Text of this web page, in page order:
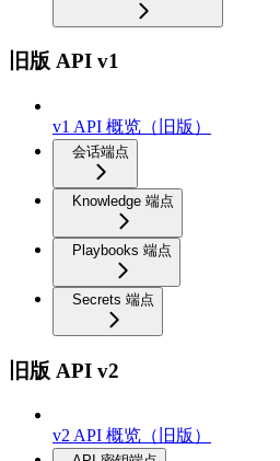
旧版 API v1
v1 API 概览（旧版）
会话端点
Knowledge 端点
Playbooks 端点
Secrets 端点
旧版 API v2
v2 API 概览（旧版）